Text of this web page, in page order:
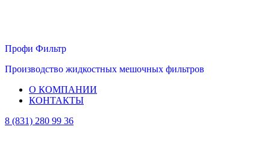
Профи Фильтр
Производство жидкостных мешочных фильтров
О КОМПАНИИ
КОНТАКТЫ
8 (831) 280 99 36